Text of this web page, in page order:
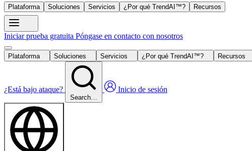
Plataforma Soluciones Servicios ¿Por qué TrendAI™? Recursos
Iniciar prueba gratuita Póngase en contacto con nosotros
Plataforma Soluciones Servicios ¿Por qué TrendAI™? Recursos
¿Está bajo ataque?
Search…
Inicio de sesión